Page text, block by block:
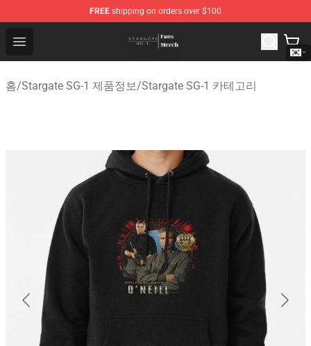
FREE shipping on orders over $100
Open menu
Stargate SG-1 Store - Official Stargate SG-1
홈/Stargate SG-1 제품정보/Stargate SG-1 카테고리